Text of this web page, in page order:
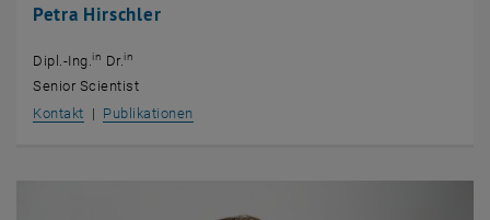
Petra Hirschler
Dipl.-Ing. in Dr. in
Senior Scientist
Kontakt, öffnet eine externe URL in einem neuen Fenster
| Publikationen